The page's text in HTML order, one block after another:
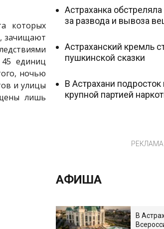
которых
зачищают
45 единиц
ночью
и улицы
лишь
Астраханка
за развода и вывоза
Астраханский кремль
пушкинской сказки
В Астрахани подросток
крупной партией
РЕКЛАМА
АФИША
В